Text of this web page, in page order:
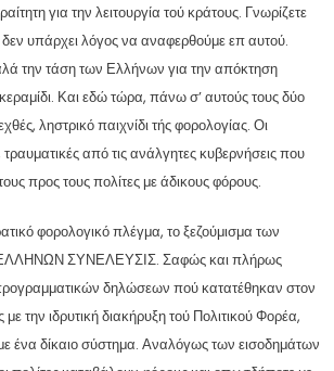
για την λειτουργία τού κράτους. Γνωρίζετε
υπάρχει λόγος να αναφερθούμε επ αυτού.
την τάση των Ελλήνων για την απόκτηση
κεραμίδι. Και εδώ τώρα, πάνω σ’ αυτούς τους δύο
ληστρικό παιχνίδι τής φορολογίας. Οι
τραυματικές από τις ανάλγητες κυβερνήσεις που
προς τους πολίτες με άδικους φόρους.
φορολογικό πλέγμα, το ξεζούμισμα των
ΕΛΛΗΝΩΝ ΣΥΝΕΛΕΥΣΙΣ. Σαφώς και πλήρως
δηλώσεων πού κατατέθηκαν στον
την ιδρυτική διακήρυξη τού Πολιτικού Φορέα,
ένα δίκαιο σύστημα. Αναλόγως των εισοδημάτων